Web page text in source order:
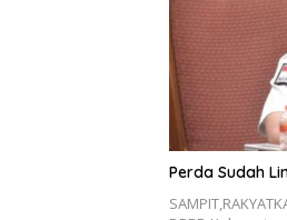
Perda Sudah